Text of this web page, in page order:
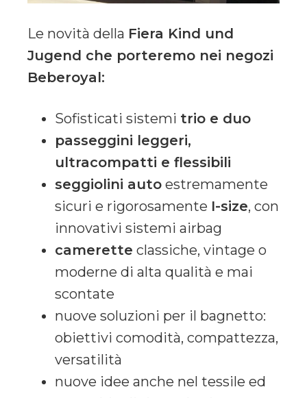
Le novità della Fiera Kind und
Jugend che porteremo nei negozi
Beberoyal:
Sofisticati sistemi trio e duo
passeggini leggeri,
ultracompatti e flessibili
seggiolini auto estremamente
sicuri e rigorosamente I-size, con
innovativi sistemi airbag
camerette classiche, vintage o
moderne di alta qualità e mai
scontate
nuove soluzioni per il bagnetto:
obiettivi comodità, compattezza,
versatilità
nuove idee anche nel tessile ed